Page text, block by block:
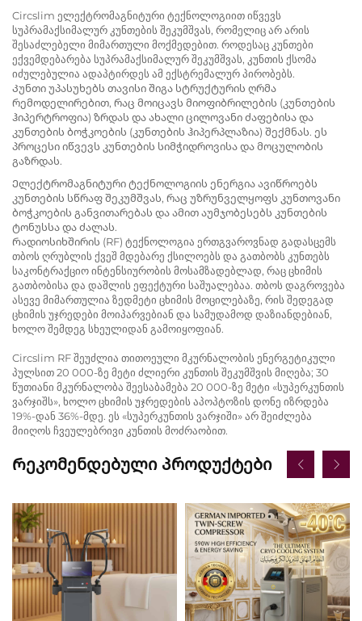
Circslim ელექტრომაგნიტური ტექნოლოგიით იწვევს
სუპრამაქსიმალურ კუნთების შეკუმშვას, რომელიც არ არის
შესაძლებელი მიმართული მოქმედებით. როდესაც კუნთები
ექვემდებარება სუპრამაქსიმალურ შეკუმშვას, კუნთის ქსომა
იძულებულია ადაპტირდეს ამ ექსტრემალურ პირობებს.
Კუნთი უპასუხებს თავისი შიგა სტრუქტურის ღრმა
რემოდელირებით, რაც მოიცავს მიოფიბრილების (კუნთების
ჰიპერტროფია) ზრდას და ახალი ცილოვანი ძაფებისა და
კუნთების ბოჭკოების (კუნთების ჰიპერპლაზია) შექმნას. ეს
პროცესი იწვევს კუნთების სიმჭიდროვისა და მოცულობის
გაზრდას.
Ელექტრომაგნიტური ტექნოლოგიის ენერგია ავიწროებს
კუნთების სწრაფ შეკუმშვას, რაც უზრუნველყოფს კუნთოვანი
ბოჭკოების განვითარებას და ამით აუმჯობესებს კუნთების
ტონუსსა და ძალას.
Რადიოსიხშირის (RF) ტექნოლოგია ერთგვაროვნად გადასცემს
თბოს ღრუბლის ქვეშ მდებარე ქსილოებს და გათბობს კუნთებს
საკონტრაქციო ინტენსიურობის მოსამზადებლად, რაც ცხიმის
გათბობისა და დაშლის ეფექტური საშუალებაა. თბოს დაგროვება
ასევე მიმართულია ზედმეტი ცხიმის მოცილებაზე, რის შედეგად
ცხიმის უჯრედები მოიპარვებიან და სამუდამოდ დაზიანდებიან,
ხოლო შემდეგ სხეულიდან გამოიყოფიან.
Circslim RF შეუძლია თითოეული მკურნალობის ენერგეტიკული
პულსით 20 000-ზე მეტი ძლიერი კუნთის შეკუმშვის მიღება; 30
წუთიანი მკურნალობა შეესაბამება 20 000-ზე მეტი «სუპერკუნთის
ვარჯიშს», ხოლო ცხიმის უჯრედების აპოპტოზის დონე იზრდება
19%-დან 36%-მდე. ეს «სუპერკუნთის ვარჯიში» არ შეიძლება
მიიღოს ჩვეულებრივი კუნთის მოძრაობით.
Რეკომენდებული Პროდუქტები